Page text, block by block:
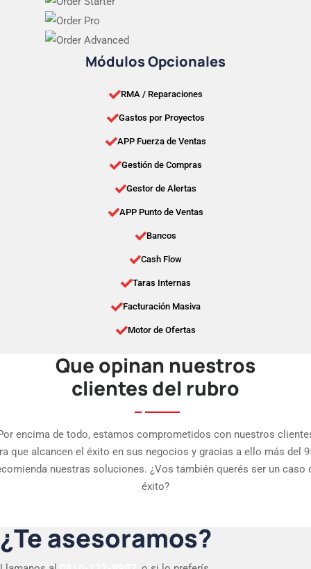
Módulos Opcionales
RMA / Reparaciones
Gastos por Proyectos
APP Fuerza de Ventas
Gestión de Compras
Gestor de Alertas
APP Punto de Ventas
Bancos
Cash Flow
Taras Internas
Facturación Masiva
Motor de Ofertas
Que opinan nuestros
clientes del rubro
encima de todo, estamos comprometidos con nuestros
que alcancen el éxito en sus negocios y gracias a ello más del
nuestras soluciones. ¿Vos también querés ser un caso
éxito?
¿Te asesoramos?